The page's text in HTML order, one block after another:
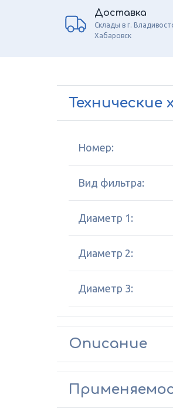
Доставка
Склады в г.
Хабаровск
Номер:
Вид фильтра:
Диаметр 1:
Диаметр 2:
Диаметр 3:
Описание